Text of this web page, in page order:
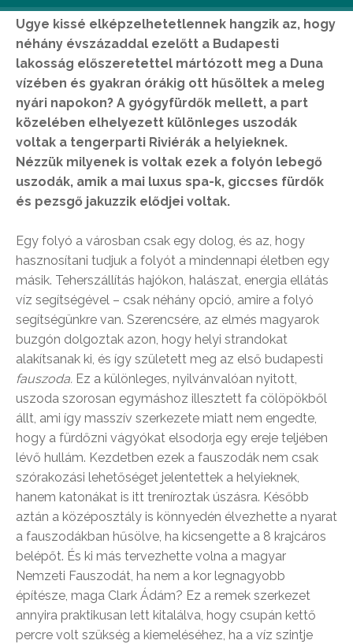
Ugye kissé elképzelhetetlennek hangzik az, hogy
néhány évszázaddal ezelőtt a Budapesti
lakosság előszeretettel mártózott meg a Duna
vízében és gyakran órákig ott hűsöltek a meleg
nyári napokon? A gyógyfürdők mellett, a part
közelében elhelyezett különleges uszodák
voltak a tengerparti Riviérák a helyieknek.
Nézzük milyenek is voltak ezek a folyón lebegő
uszodák, amik a mai luxus spa-k, giccses fürdők
és pezsgő jakuzzik elődjei voltak.
Egy folyó a városban csak egy dolog, és az, hogy
hasznosítani tudjuk a folyót a mindennapi életben egy
másik. Teherszállítás hajókon, halászat, energia ellátás
víz segítségével – csak néhány opció, amire a folyó
segítségünkre van. Szerencsére, az elmés magyarok
buzgón dolgoztak azon, hogy helyi strandokat
alakítsanak ki, és így született meg az első budapesti
fauszoda. Ez a különleges, nyilvánvalóan nyitott,
uszoda szorosan egymáshoz illesztett fa cölöpökből
állt, ami így masszív szerkezete miatt nem engedte,
hogy a fürdőzni vágyókat elsodorja egy ereje teljében
lévő hullám. Kezdetben ezek a fauszodák nem csak
szórakozási lehetőséget jelentettek a helyieknek,
hanem katonákat is itt treníroztak úszásra. Később
aztán a középosztály is könnyedén élvezhette a nyarat
a fauszodákban hűsölve, ha kicsengette a 8 krajcáros
belépőt. És ki más tervezhette volna a magyar
Nemzeti Fauszodát, ha nem a kor legnagyobb
építésze, maga Clark Ádám? Ez a remek szerkezet
annyira praktikusan lett kitalálva, hogy csupán kettő
percre volt szükség a kiemeléséhez, ha a víz szintje